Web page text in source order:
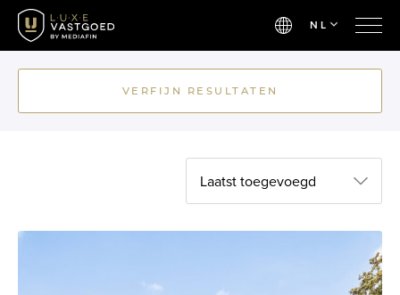
NL
VERFIJN RESULTATEN